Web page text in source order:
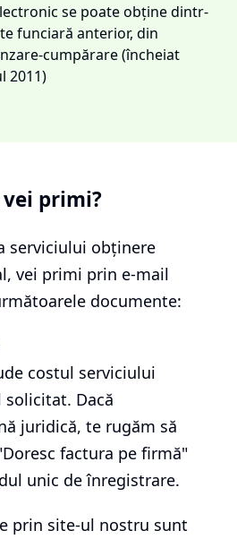
se poate obține dintr-
funciară anterior, din
cumpărare (încheiat
2011)
primi?
serviciului obținere
, vei primi prin e-mail
documente:
costul serviciului
Dacă
juridică, te rugăm să
factura pe firmă"
unic de înregistrare.
prin site-ul nostru sunt